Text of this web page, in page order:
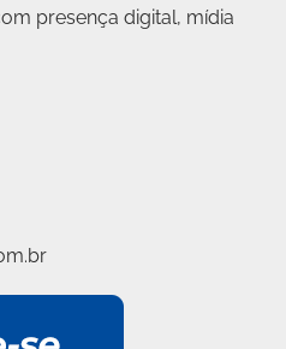
presença digital, mídia